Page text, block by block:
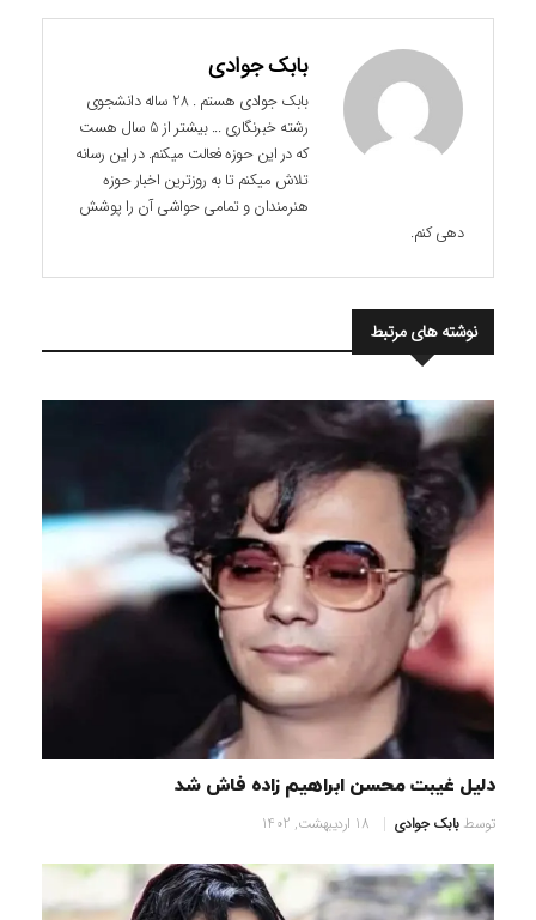
بابک جوادی
بابک جوادی هستم . 28 ساله دانشجوی
رشته خبرنگاری ... بیشتر از 5 سال هست
که در این حوزه فعالت میکنم. در این رسانه
تلاش میکنم تا به روزترین اخبار حوزه
هنرمندان و تمامی حواشی آن را پوشش
دهی کنم.
نوشته های مرتبط
دلیل غیبت محسن ابراهیم زاده فاش شد
توسطبابک جوادی 18 اردیبهشت, 1402